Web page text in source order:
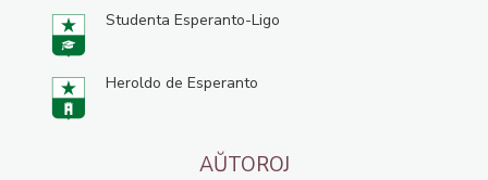
Studenta Esperanto-Ligo
Heroldo de Esperanto
AŬTOROJ